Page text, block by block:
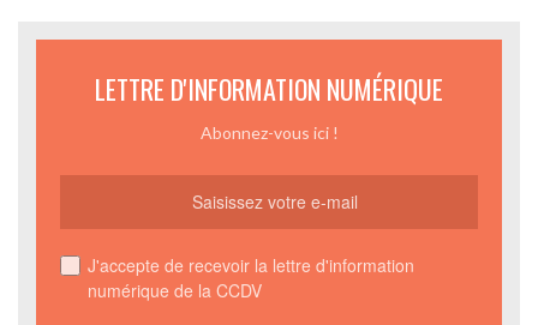
LETTRE D'INFORMATION NUMÉRIQUE
Abonnez-vous ici !
J'accepte de recevoir la lettre d'information
numérique de la CCDV